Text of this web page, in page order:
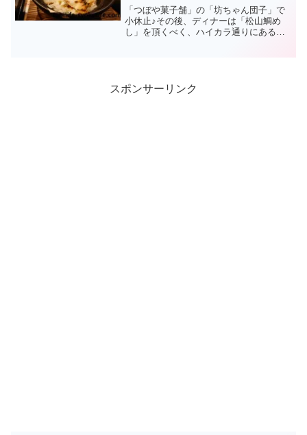
「つぼや菓子舗」の「坊ちゃん団子」で
小休止♪その後、ディナーは「松山鯛め
し」を頂くべく、ハイカラ通りにある
スポンサーリンク